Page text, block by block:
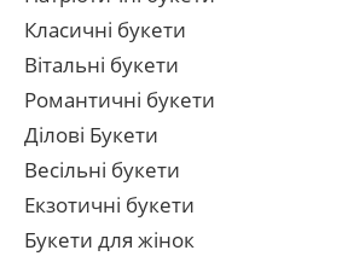
Класичні букети
Вітальні букети
Романтичні букети
Ділові Букети
Весільні букети
Екзотичні букети
Букети для жінок